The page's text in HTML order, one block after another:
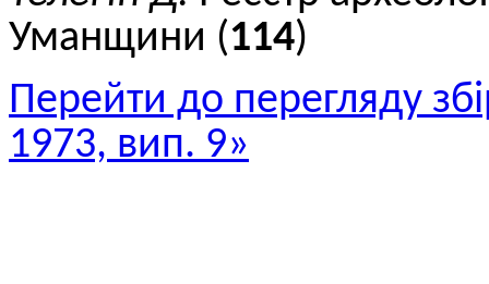
Уманщини (114)
Перейти до перегляду
1973, вип. 9»